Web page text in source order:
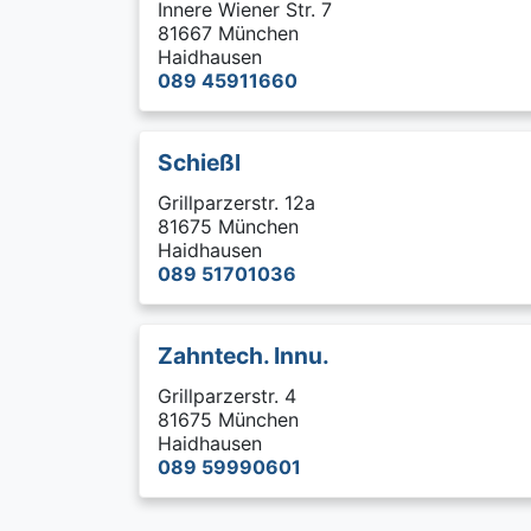
Innere Wiener Str. 7
81667 München
Haidhausen
089 45911660
Schießl
Grillparzerstr. 12a
81675 München
Haidhausen
089 51701036
Zahntech. Innu.
Grillparzerstr. 4
81675 München
Haidhausen
089 59990601